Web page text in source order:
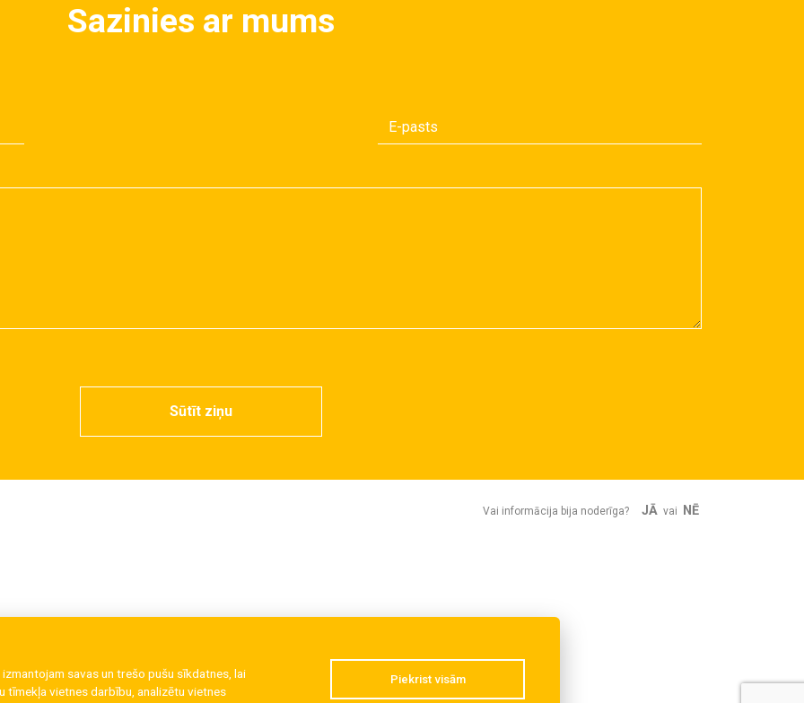
Sazinies ar mums
Sūtīt ziņu
Vai informācija bija noderīga? JĀ vai NĒ
savas un trešo pušu sīkdatnes, lai
tīmekļa vietnes darbību, analizētu vietnes
Piekrist visām